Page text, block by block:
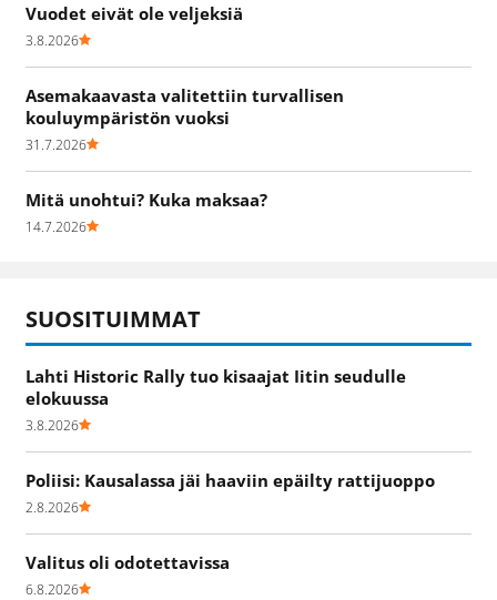
Vuodet eivät ole veljeksiä
3.8.2026
Asemakaavasta valitettiin turvallisen
kouluympäristön vuoksi
31.7.2026
Mitä unohtui? Kuka maksaa?
14.7.2026
SUOSITUIMMAT
Lahti Historic Rally tuo kisaajat Iitin seudulle
elokuussa
3.8.2026
Poliisi: Kausalassa jäi haaviin epäilty rattijuoppo
2.8.2026
Valitus oli odotettavissa
6.8.2026